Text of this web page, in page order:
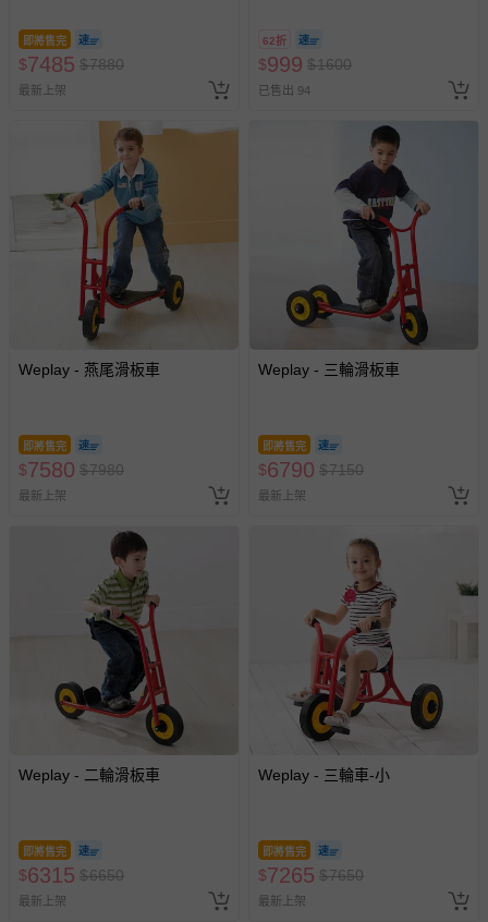
即將售完
$7485 $7880
最新上架
2026/10/16 正券逾期視同現金
券使用
62折
$999 $1600
已售出 94
Weplay - 燕尾滑板車
即將售完
$7580 $7980
最新上架
Weplay - 三輪滑板車
即將售完
$6790 $7150
最新上架
Weplay - 二輪滑板車
即將售完
$6315 $6650
最新上架
Weplay - 三輪車-小
即將售完
$7265 $7650
最新上架